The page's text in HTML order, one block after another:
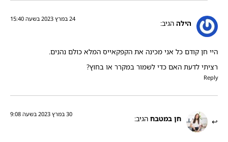
הילה הגיב:
24 במרץ 2023 בשעה 15:40
היי חן קודם כל אני מכינה את הקפקאייס המלא כולם נהנים.
רציתי לדעת האם כדי לשמור במקרר או בחוץ?
Reply
חן במטבח הגיב:
30 במרץ 2023 בשעה 9:08